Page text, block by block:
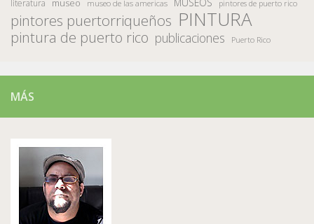
literatura museo museo de las americas pintores de puerto rico
pintores puertorriqueños PINTURA
pintura de puerto rico publicaciones Puerto Rico
MÁS